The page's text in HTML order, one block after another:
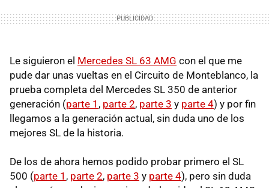
Le siguieron el Mercedes SL 63 AMG con el que me
pude dar unas vueltas en el Circuito de Monteblanco, la
prueba completa del Mercedes SL 350 de anterior
generación (parte 1 , parte 2, parte 3 y parte 4) y por fin
llegamos a la generación actual, sin duda uno de los
mejores SL de la historia.
De los de ahora hemos podido probar primero el SL
500 (parte 1 , parte 2, parte 3 y parte 4), pero sin duda